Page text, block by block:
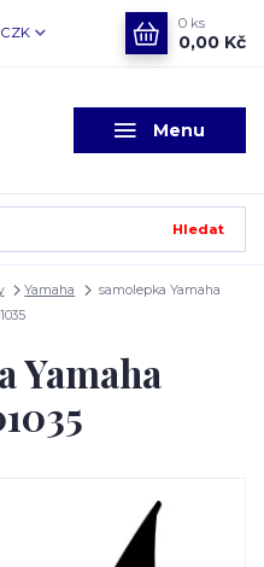
Menu
CZK
Hledat
0 ks
0,00 Kč
Yamaha
samolepka Yamaha
Yamaha